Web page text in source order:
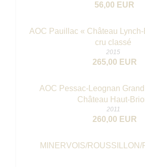
56,00 EUR
AOC Pauillac « Château Lynch-
cru classé
2015
265,00 EUR
AOC Pessac-Leognan
Château Haut-
2011
260,00 EUR
MINERVOIS/ROUSSILLON/